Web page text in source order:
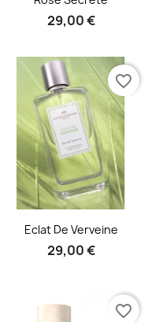
29,00 €
Aperçu rapide
Eclat De Verveine
29,00 €
favorite_border
favorite_border